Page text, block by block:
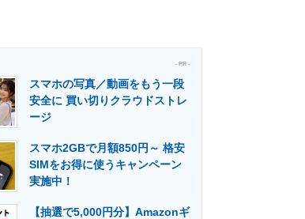
マーケ×ITの今がよく分かる
- PR -
スマホの写真／動画をもう一段
安全に 買い切りクラウドストレ
ージ
スマホ2GBで月額850円～ 格安
SIMをお得に使うキャンペーン
実施中！
【抽選で5,000円分】Amazonギ